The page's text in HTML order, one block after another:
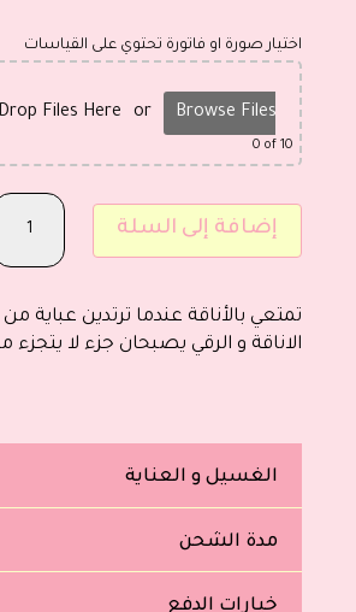
اختيار صورة او فاتورة تحتوي على القياسات
Files Here or Browse Files
0 of 10
إضافة إلى السلة
تمتعي بالأناقة عندما ترتدين عباية
الاناقة و الرقي يصبحان جزء لا
الغسيل و العناية
مدة الشحن
خيارات الدفع